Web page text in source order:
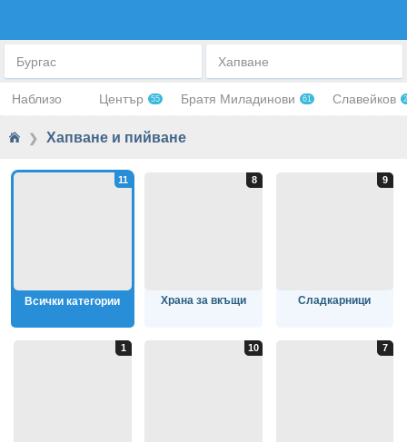
Бургас Хапване
Наблизо Център 55 Братя Миладинови 61 Славейков
❯ Хапване и пийване
Всички категории Храна за вкъщи Сладкарници